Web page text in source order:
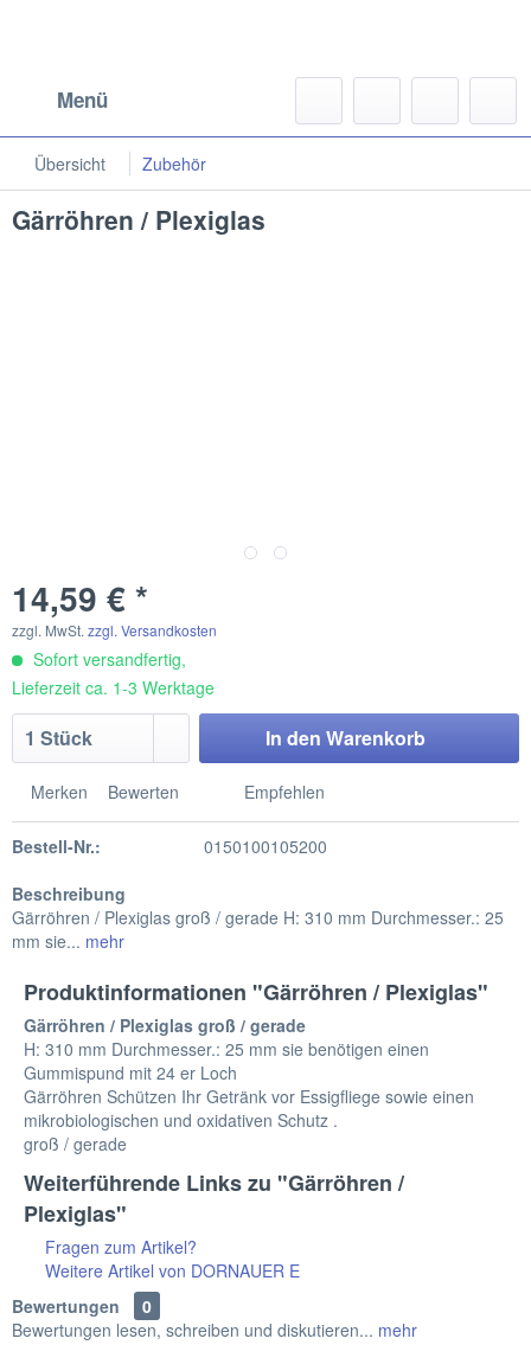
Menü
Übersicht Zubehör
Gärröhren / Plexiglas
14,59 € *
zzgl. MwSt. zzgl. Versandkosten
Sofort versandfertig,
Lieferzeit ca. 1-3 Werktage
In den Warenkorb
Merken Bewerten Empfehlen
Bestell-Nr.:
0150100105200
Beschreibung
Gärröhren / Plexiglas groß / gerade H: 310 mm Durchmesser.: 25
mm sie... mehr
Produktinformationen "Gärröhren / Plexiglas"
Gärröhren / Plexiglas groß / gerade
H: 310 mm Durchmesser.: 25 mm sie benötigen einen
Gummispund mit 24 er Loch
Gärröhren Schützen Ihr Getränk vor Essigfliege sowie einen
mikrobiologischen und oxidativen Schutz .
groß / gerade
Weiterführende Links zu "Gärröhren /
Plexiglas"
Fragen zum Artikel?
Weitere Artikel von DORNAUER E
Bewertungen
0
Bewertungen lesen, schreiben und diskutieren... mehr